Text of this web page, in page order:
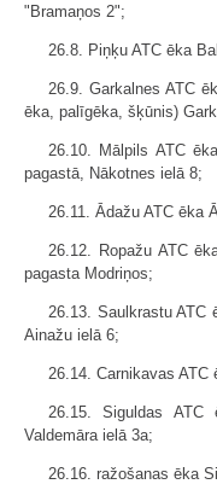
"Bramaņos 2";
26.8. Piņķu ATC ēka
26.9. Garkalnes ATC
ēka, palīgēka, šķūnis)
26.10. Mālpils ATC
pagastā, Nākotnes ielā 8;
26.11. Ādažu ATC ēka
26.12. Ropažu ATC
pagasta Modriņos;
26.13. Saulkrastu ATC
Ainažu ielā 6;
26.14. Carnikavas
26.15. Siguldas ATC
Valdemāra ielā 3a;
26.16. ražošanas ēka